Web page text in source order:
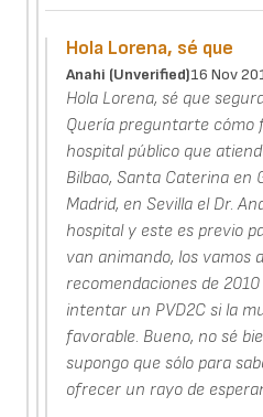
Hola Lorena, sé que
Anahi (unverified)16 Nov
Hola Lorena, sé que
Quería preguntarte cómo
hospital público que
Bilbao, Santa Caterina en
Madrid, en Sevilla el Dr.
hospital y este es previo
van animando, los vamos
recomendaciones de
intentar un PVD2C si la
favorable. Bueno, no sé
supongo que sólo para
ofrecer un rayo de